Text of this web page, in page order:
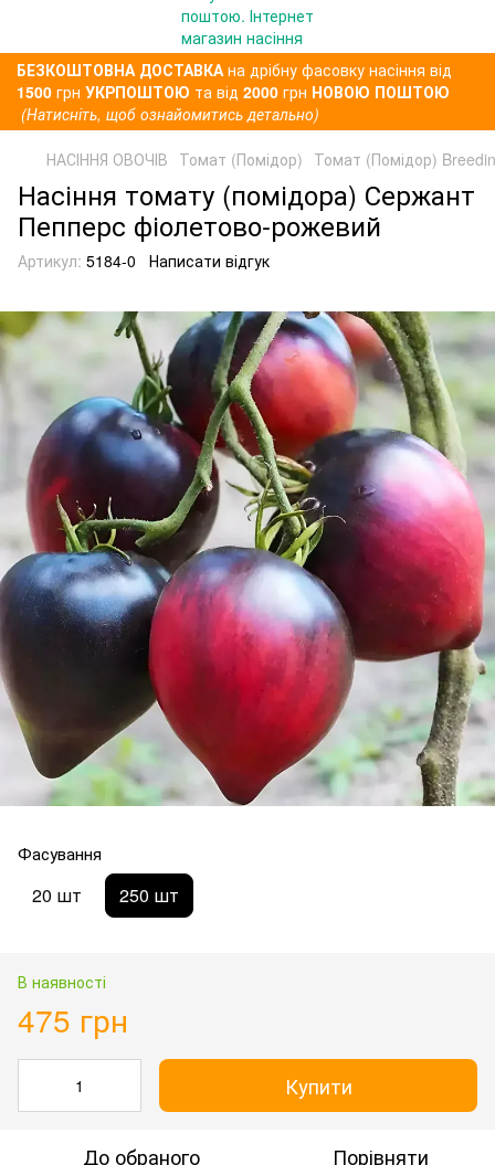
БЕЗКОШТОВНА ДОСТАВКАна дрібну фасовку насіння від
1500 грн УКРПОШТОЮ та від 2000 грн НОВОЮ ПОШТОЮ
(Натисніть, щоб ознайомитись детально)
НАСІННЯ ОВОЧІВ Томат (Помідор) Томат (Помідор)
Насіння томату (помідора) Сержант
Пепперс фіолетово-рожевий
Артикул: 5184-0 Написати відгук
Фасування
20 шт 250 шт
В наявності
475 грн
Купити
До обраного Порівняти